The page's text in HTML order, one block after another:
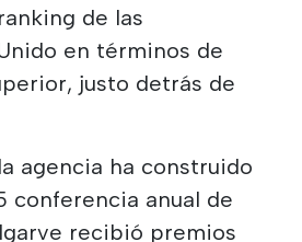
de las
en términos de
justo detrás de
agencia ha construido
conferencia anual de
recibió premios